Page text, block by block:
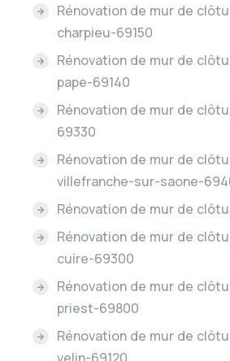
Rénovation de mur de
charpieu-69150
Rénovation de mur de
pape-69140
Rénovation de mur de
69330
Rénovation de mur de
villefranche-sur-saone-
Rénovation de mur de
Rénovation de mur de
cuire-69300
Rénovation de mur de
priest-69800
Rénovation de mur de